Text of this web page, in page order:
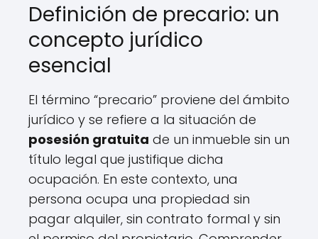
Definición de precario: un
concepto jurídico
esencial
El término “precario” proviene del ámbito
jurídico y se refiere a la situación de
posesión gratuita de un inmueble sin un
título legal que justifique dicha
ocupación. En este contexto, una
persona ocupa una propiedad sin
pagar alquiler, sin contrato formal y sin